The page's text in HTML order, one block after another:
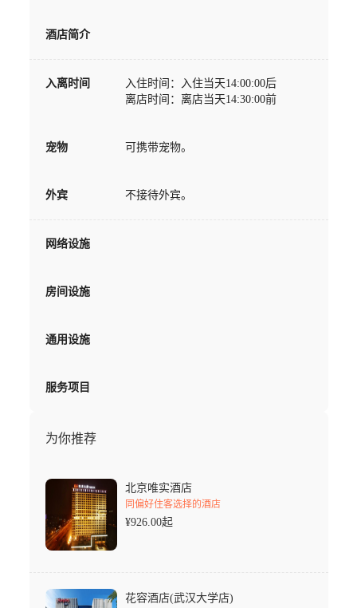
酒店简介
入离时间
入住时间：入住当天14:00:00后
离店时间：离店当天14:30:00前
宠物 可携带宠物。
外宾 不接待外宾。
网络设施
房间设施
通用设施
服务项目
为你推荐
北京唯实酒店
同偏好住客选择的酒店
¥926.00起
花容酒店(武汉大学店)